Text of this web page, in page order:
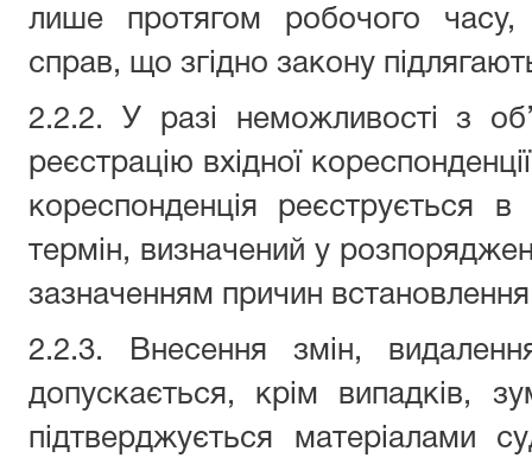
лише протягом робочого часу,
справ, що згідно закону
2.2.2. У разі неможливості з
реєстрацію вхідної
кореспонденція реєструється в
термін, визначений у
зазначенням причин встановлення
2.2.3. Внесення змін,
допускається, крім випадків,
підтверджується матеріалами